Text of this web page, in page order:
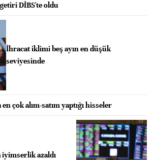
DİBS'te oldu
İhracat iklimi beş ayın en düşük
seviyesinde
en çok alım-satım yaptığı hisseler
azaldı